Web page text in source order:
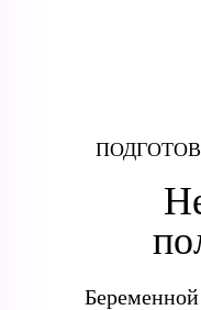
Беременной